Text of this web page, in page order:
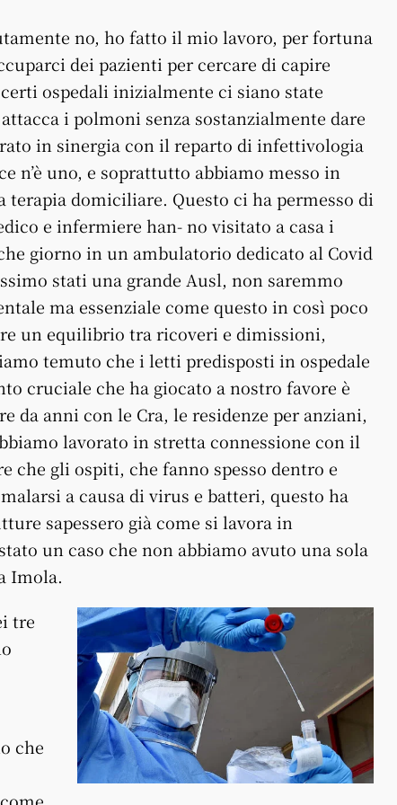
no, ho fatto il mio lavoro, per fortuna
dei pazienti per cercare di capire
ospedali inizialmente ci siano state
i polmoni senza sostanzialmente dare
in sinergia con il reparto di infettivologia
n’è uno, e soprattutto abbiamo messo in
domiciliare. Questo ci ha permesso di
e infermiere han- no visitato a casa i
giorno in un ambulatorio dedicato al Covid
stati una grande Ausl, non saremmo
ma essenziale come questo in così poco
un equilibrio tra ricoveri e dimissioni,
temuto che i letti predisposti in ospedale
cruciale che ha giocato a nostro favore è
da anni con le Cra, le residenze per anziani,
lavorato in stretta connessione con il
che gli ospiti, che fanno spesso dentro e
a causa di virus e batteri, questo ha
sapessero già come si lavora in
un caso che non abbiamo avuto una sola
Imola.
tre
che